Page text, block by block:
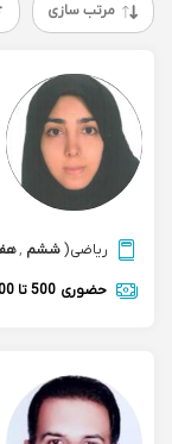
مرتب سازی
ریاضی(ششم ,
حضوری 500 تا 600 هزارتومان